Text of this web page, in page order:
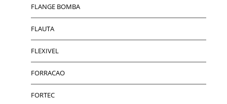
FLANGE BOMBA
FLAUTA
FLEXIVEL
FORRACAO
FORTEC